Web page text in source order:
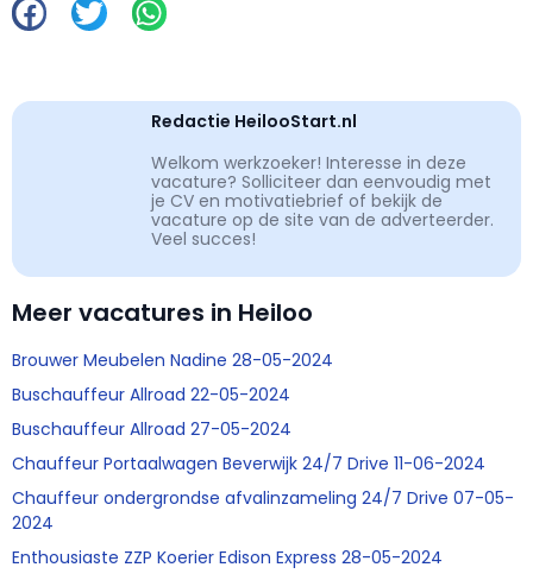
Redactie HeilooStart.nl
Welkom werkzoeker! Interesse in deze
vacature? Solliciteer dan eenvoudig met
je CV en motivatiebrief of bekijk de
vacature op de site van de adverteerder.
Veel succes!
Meer vacatures in Heiloo
Brouwer Meubelen Nadine 28-05-2024
Buschauffeur Allroad 22-05-2024
Buschauffeur Allroad 27-05-2024
Chauffeur Portaalwagen Beverwijk 24/7 Drive 11-06-2024
Chauffeur ondergrondse afvalinzameling 24/7 Drive 07-05-
2024
Enthousiaste ZZP Koerier Edison Express 28-05-2024